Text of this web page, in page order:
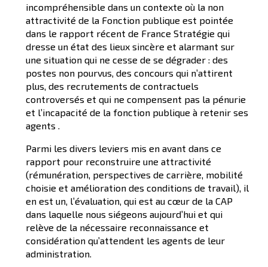
incompréhensible dans un contexte où la non
attractivité de la Fonction publique est pointée
dans le rapport récent de France Stratégie qui
dresse un état des lieux sincère et alarmant sur
une situation qui ne cesse de se dégrader : des
postes non pourvus, des concours qui n’attirent
plus, des recrutements de contractuels
controversés et qui ne compensent pas la pénurie
et l’incapacité de la fonction publique à retenir ses
agents .
Parmi les divers leviers mis en avant dans ce
rapport pour reconstruire une attractivité
(rémunération, perspectives de carrière, mobilité
choisie et amélioration des conditions de travail), il
en est un, l’évaluation, qui est au cœur de la CAP
dans laquelle nous siégeons aujourd’hui et qui
relève de la nécessaire reconnaissance et
considération qu’attendent les agents de leur
administration.